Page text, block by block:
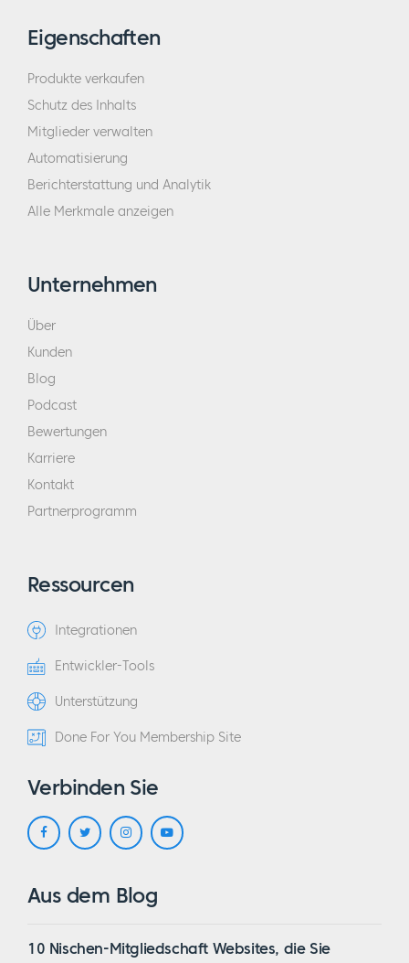
Eigenschaften
Produkte verkaufen
Schutz des Inhalts
Mitglieder verwalten
Automatisierung
Berichterstattung und Analytik
Alle Merkmale anzeigen
Unternehmen
Über
Kunden
Blog
Podcast
Bewertungen
Karriere
Kontakt
Partnerprogramm
Ressourcen
Integrationen
Entwickler-Tools
Unterstützung
Done For You Membership Site
Verbinden Sie
Aus dem Blog
10 Nischen-Mitgliedschaft Websites, die Sie